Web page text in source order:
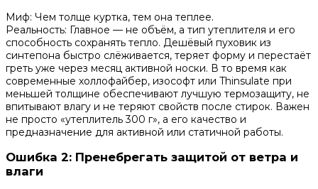
Миф: Чем толще куртка, тем она теплее.
Реальность: Главное — не объём, а тип утеплителя и его
способность сохранять тепло. Дешёвый пуховик из
синтепона быстро слёживается, теряет форму и перестаёт
греть уже через месяц активной носки. В то время как
современные холлофайбер, изософт или Thinsulate при
меньшей толщине обеспечивают лучшую термозащиту, не
впитывают влагу и не теряют свойств после стирок. Важен
не просто «утеплитель 300 г», а его качество и
предназначение для активной или статичной работы.
Ошибка 2: Пренебрегать защитой от ветра и
влаги